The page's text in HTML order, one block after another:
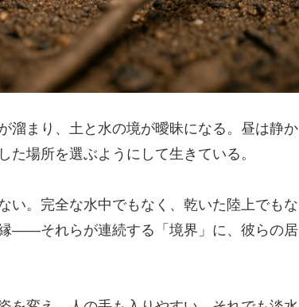
溜まり、土と水の境が曖昧になる。昼は静か
場所を選ぶようにして生きている。
い。完全な水中でもなく、乾いた陸上でもな
――それらが連続する「境界」に、彼らの居